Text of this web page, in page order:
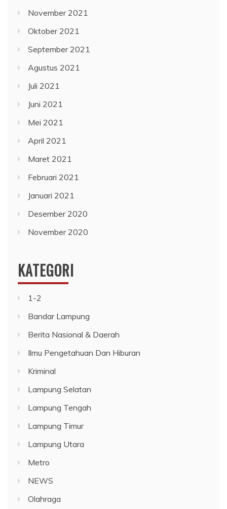
November 2021
Oktober 2021
September 2021
Agustus 2021
Juli 2021
Juni 2021
Mei 2021
April 2021
Maret 2021
Februari 2021
Januari 2021
Desember 2020
November 2020
KATEGORI
1-2
Bandar Lampung
Berita Nasional & Daerah
Ilmu Pengetahuan Dan Hiburan
Kriminal
Lampung Selatan
Lampung Tengah
Lampung Timur
Lampung Utara
Metro
NEWS
Olahraga